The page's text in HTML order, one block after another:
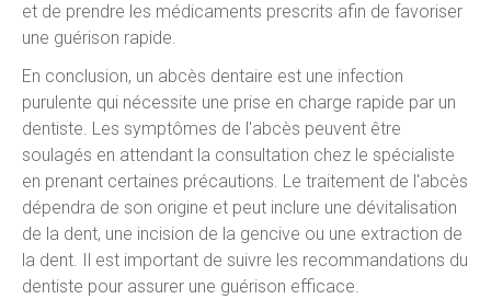
et de prendre les médicaments prescrits afin de favoriser
une guérison rapide.
En conclusion, un abcès dentaire est une infection
purulente qui nécessite une prise en charge rapide par un
dentiste. Les symptômes de l'abcès peuvent être
soulagés en attendant la consultation chez le spécialiste
en prenant certaines précautions. Le traitement de l'abcès
dépendra de son origine et peut inclure une dévitalisation
de la dent, une incision de la gencive ou une extraction de
la dent. Il est important de suivre les recommandations du
dentiste pour assurer une guérison efficace.